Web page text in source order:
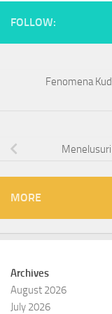
FOLLOW:
Fenomena
Menelusuri
MORE
Archives
August 2026
July 2026